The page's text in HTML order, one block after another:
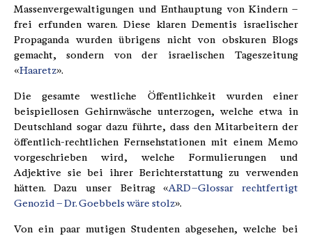
Massenvergewaltigungen und Enthauptung von Kindern –
frei erfunden waren. Diese klaren Dementis israelischer
Propaganda wurden übrigens nicht von obskuren Blogs
gemacht, sondern von der israelischen Tageszeitung
«Haaretz».
Die gesamte westliche Öffentlichkeit wurden einer
beispiellosen Gehirnwäsche unterzogen, welche etwa in
Deutschland sogar dazu führte, dass den Mitarbeitern der
öffentlich-rechtlichen Fernsehstationen mit einem Memo
vorgeschrieben wird, welche Formulierungen und
Adjektive sie bei ihrer Berichterstattung zu verwenden
hätten. Dazu unser Beitrag «ARD–Glossar rechtfertigt
Genozid – Dr. Goebbels wäre stolz».
Von ein paar mutigen Studenten abgesehen, welche bei